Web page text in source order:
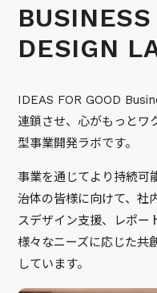
BUSINESS
DESIGN
IDEAS FOR GOOD
連鎖させ、心がもっとワ
型事業開発ラボです。
事業を通じてより持続可
治体の皆様に向けて、社
スデザイン支援、レポー
様々なニーズに応じた共
しています。